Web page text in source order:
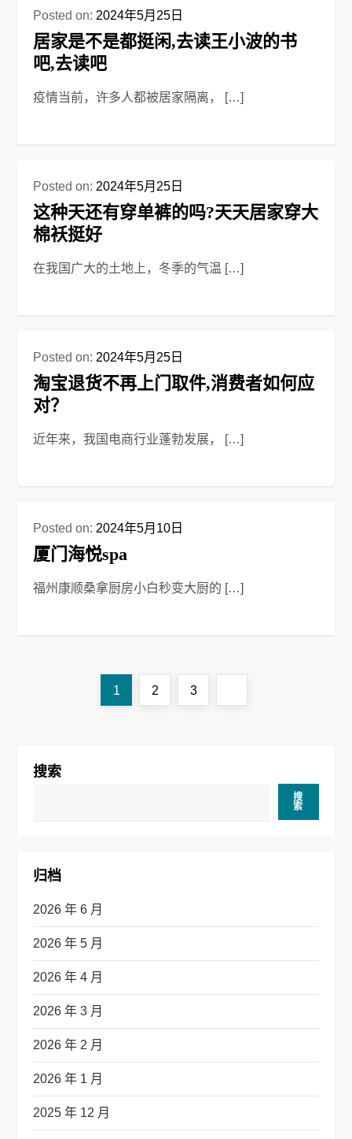
Posted on: 2024年5月25日
居家是不是都挺闲,去读王小波的书
吧,去读吧
疫情当前，许多人都被居家隔离， […]
Posted on: 2024年5月25日
这种天还有穿单裤的吗?天天居家穿大
棉袄挺好
在我国广大的土地上，冬季的气温 […]
Posted on: 2024年5月25日
淘宝退货不再上门取件,消费者如何应
对？
近年来，我国电商行业蓬勃发展， […]
Posted on: 2024年5月10日
厦门海悦spa
福州康顺桑拿厨房小白秒变大厨的 […]
导
Page
1 Page
2 Page
3
搜索
搜
索
归档
2026 年 6 月
2026 年 5 月
2026 年 4 月
2026 年 3 月
2026 年 2 月
2026 年 1 月
2025 年 12 月